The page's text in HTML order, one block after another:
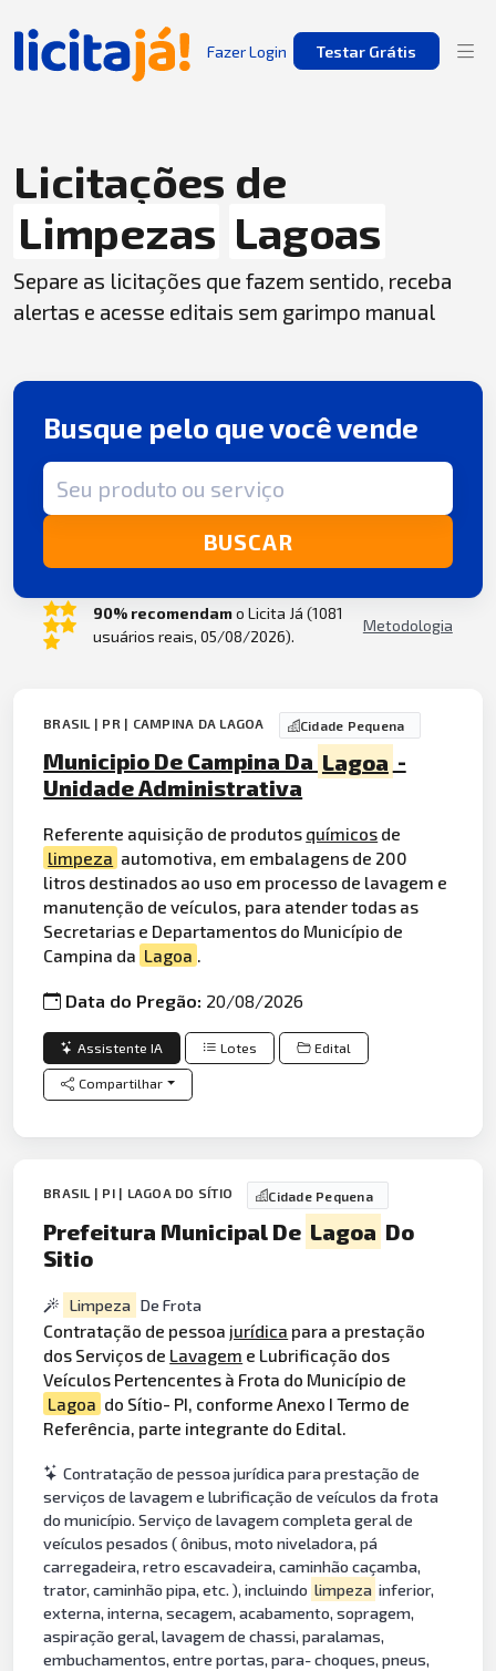
Fazer Login Testar Grátis
Licitações de
Limpezas Lagoas
Separe as licitações que fazem sentido, receba
alertas e acesse editais sem garimpo manual
Busque pelo que você vende
Termo de busca
BUSCAR
90% recomendamo Licita Já (1081
usuários reais, 05/08/2026).
Metodologia
BRASIL | PR | CAMPINA DA LAGOA Cidade Pequena
Municipio De Campina Da Lagoa -
Unidade Administrativa
Referente aquisição de produtos químicos de
limpeza automotiva, em embalagens de 200
litros destinados ao uso em processo de lavagem e
manutenção de veículos, para atender todas as
Secretarias e Departamentos do Município de
Campina da Lagoa .
Data do Pregão: 20/08/2026
Assistente IA Lotes Edital
Compartilhar
BRASIL | PI | LAGOA DO SÍTIO Cidade Pequena
Prefeitura Municipal De Lagoa Do
Sitio
Limpeza De Frota
Contratação de pessoa jurídica para a prestação
dos Serviços de Lavagem e Lubrificação dos
Veículos Pertencentes à Frota do Município de
Lagoa do Sítio- PI, conforme Anexo I Termo de
Referência, parte integrante do Edital.
Contratação de pessoa jurídica para prestação de
serviços de lavagem e lubrificação de veículos da frota
do município. Serviço de lavagem completa geral de
veículos pesados ( ônibus, moto niveladora, pá
carregadeira, retro escavadeira, caminhão caçamba,
trator, caminhão pipa, etc. ), incluindo limpeza inferior,
externa, interna, secagem, acabamento, sopragem,
aspiração geral, lavagem de chassi, paralamas,
embuchamentos, entre portas, para- choques, pneus,